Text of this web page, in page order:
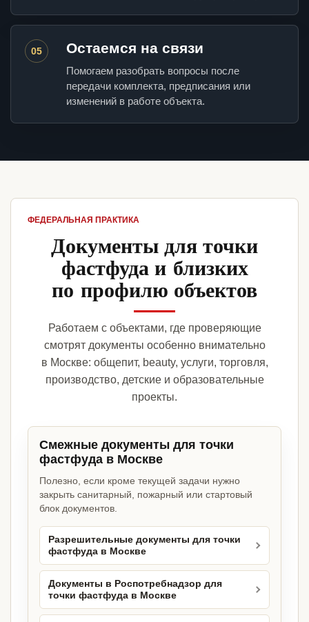
05 Остаемся на связи
Помогаем разобрать вопросы после
передачи комплекта, предписания или
изменений в работе объекта.
ФЕДЕРАЛЬНАЯ ПРАКТИКА
Документы для точки
фастфуда и близких
по профилю объектов
Работаем с объектами, где проверяющие
смотрят документы особенно внимательно
в Москве: общепит, beauty, услуги, торговля,
производство, детские и образовательные
проекты.
Смежные документы для точки
фастфуда в Москве
Полезно, если кроме текущей задачи нужно
закрыть санитарный, пожарный или стартовый
блок документов.
Разрешительные документы для точки
фастфуда в Москве
Документы в Роспотребнадзор для
точки фастфуда в Москве